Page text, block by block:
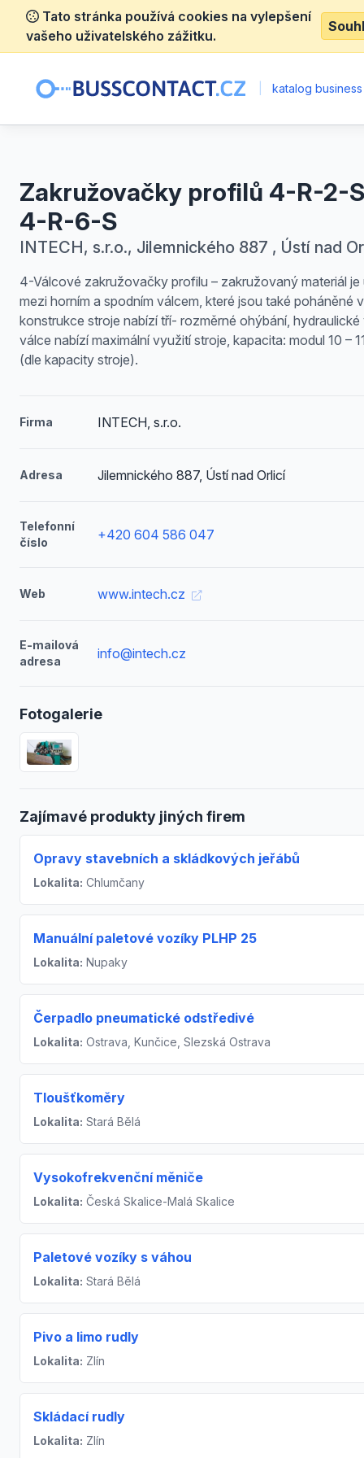
Tato stránka používá cookies na vylepšení
vašeho uživatelského zážitku.
katalog
Zakružovačky profilů 4-R-2-
4-R-6-S
INTECH, s.r.o., Jilemnického 887 , Ústí nad
4-Válcové zakružovačky profilu – zakružovaný materiál je
mezi horním a spodním válcem, které jsou také poháněné
konstrukce stroje nabízí tří- rozměrné ohýbání,
válce nabízí maximální využití stroje, kapacita: modul 10 –
(dle kapacity stroje).
Firma INTECH, s.r.o.
Adresa Jilemnického 887, Ústí nad Orlicí
Telefonní
číslo
+420 604 586 047
Web www.intech.cz
E-mailová
adresa
info@intech.cz
Fotogalerie
Zajímavé produkty jiných firem
Opravy stavebních a skládkových jeřábů
Lokalita: Chlumčany
Manuální paletové vozíky PLHP 25
Lokalita: Nupaky
Čerpadlo pneumatické odstředivé
Lokalita: Ostrava, Kunčice, Slezská Ostrava
Tloušťkoměry
Lokalita: Stará Bělá
Vysokofrekvenční měniče
Lokalita: Česká Skalice-Malá Skalice
Paletové vozíky s váhou
Lokalita: Stará Bělá
Pivo a limo rudly
Lokalita: Zlín
Skládací rudly
Lokalita: Zlín